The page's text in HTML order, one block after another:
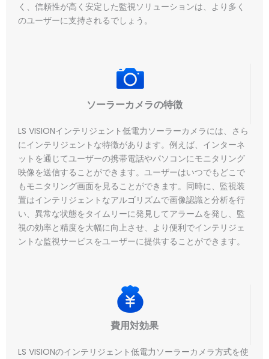
く、信頼性が高く安定した監視ソリューションは、より多く
のユーザーに支持されるでしょう。
ソーラーカメラの特徴
LS VISIONインテリジェント低電力ソーラーカメラには、さら
にインテリジェントな特徴があります。例えば、インターネ
ットを通じてユーザーの携帯電話やパソコンにモニタリング
映像を送信することができます。ユーザーはいつでもどこで
もモニタリング画面を見ることができます。同時に、監視装
置はインテリジェントなアルゴリズムで画像認識と分析を行
い、異常な状態をタイムリーに発見してアラームを発し、監
視の効率と精度を大幅に向上させ、より便利でインテリジェ
ントな監視サービスをユーザーに提供することができます。
費用対効果
LS VISIONのインテリジェント低電力ソーラーカメラ方式を使